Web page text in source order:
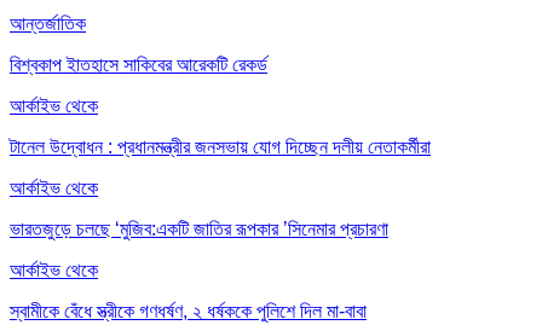
আন্তর্জাতিক
বিশ্বকাপ ইাতহাসে সাকিবের আরেকটি রেকর্ড
আর্কাইভ থেকে
টানেল উদ্বোধন : প্রধানমন্ত্রীর জনসভায় যোগ দিচ্ছেন দলীয় নেতাকর্মীরা
আর্কাইভ থেকে
ভারতজুড়ে চলছে ‘মুজিব:একটি জাতির রূপকার ’সিনেমার প্রচারণা
আর্কাইভ থেকে
স্বামীকে বেঁধে স্ত্রীকে গণধর্ষণ, ২ ধর্ষককে পুলিশে দিল মা-বাবা